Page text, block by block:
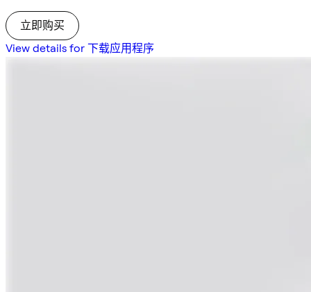
立即购买
View details for 下载应用程序